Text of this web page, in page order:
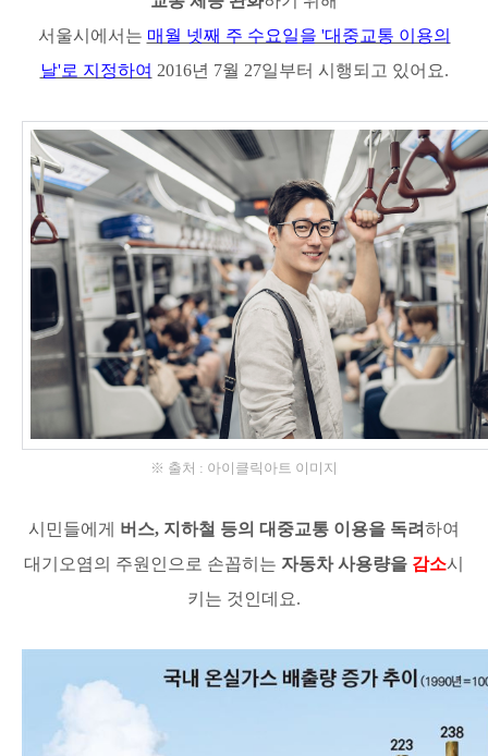
서울시에서는 매월 넷째 주 수요일을 '대중교통 이용의
날'로 지정하여 2016년 7월 27일부터 시행되고 있어요.
※ 출처 : 아이클릭아트 이미지
시민들에게 버스, 지하철 등의 대중교통 이용을 독려하여
대기오염의 주원인으로 손꼽히는 자동차 사용량을 감소시
키는 것인데요.